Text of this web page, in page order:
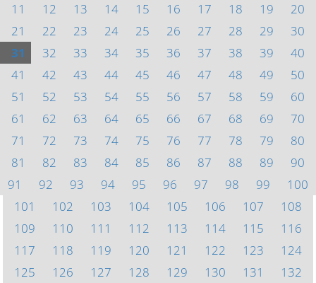
11
12 13 14 15 16 17 18 19
20
21
22 23 24 25 26 27 28 29
30
31
32 33 34 35 36 37 38 39
40
41
42 43 44 45 46 47 48 49
50
51
52 53 54 55 56 57 58 59
60
61
62 63 64 65 66 67 68 69
70
71
72 73 74 75 76 77 78 79
80
81
82 83 84 85 86 87 88 89
90
91
92 93 94 95 96 97 98 99
100
101
102 103 104 105 106 107
108
109
110 111 112 113 114 115
116
117
118 119 120 121 122 123
124
125
126 127 128 129 130 131
132